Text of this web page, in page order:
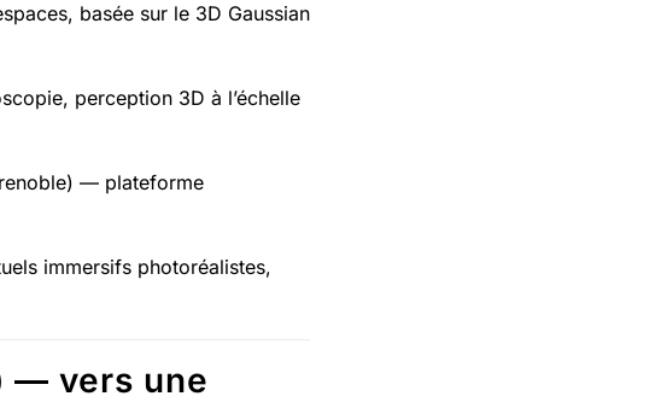
basée sur le 3D Gaussian
perception 3D à l’échelle
— plateforme
immersifs photoréalistes,
— vers une